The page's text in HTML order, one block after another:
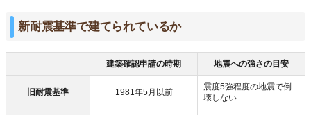
新耐震基準で建てられているか
建築確認申請の時期 地震への強さの目安
旧耐震基準 1981年5月以前
震度5強程度の地震で倒
壊しない